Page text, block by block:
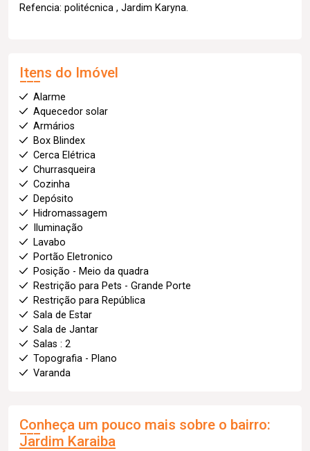
Refencia: politécnica , Jardim Karyna.
Itens do Imóvel
Alarme
Aquecedor solar
Armários
Box Blindex
Cerca Elétrica
Churrasqueira
Cozinha
Depósito
Hidromassagem
Iluminação
Lavabo
Portão Eletronico
Posição - Meio da quadra
Restrição para Pets - Grande Porte
Restrição para República
Sala de Estar
Sala de Jantar
Salas : 2
Topografia - Plano
Varanda
Conheça um pouco mais sobre o bairro:
Jardim Karaiba